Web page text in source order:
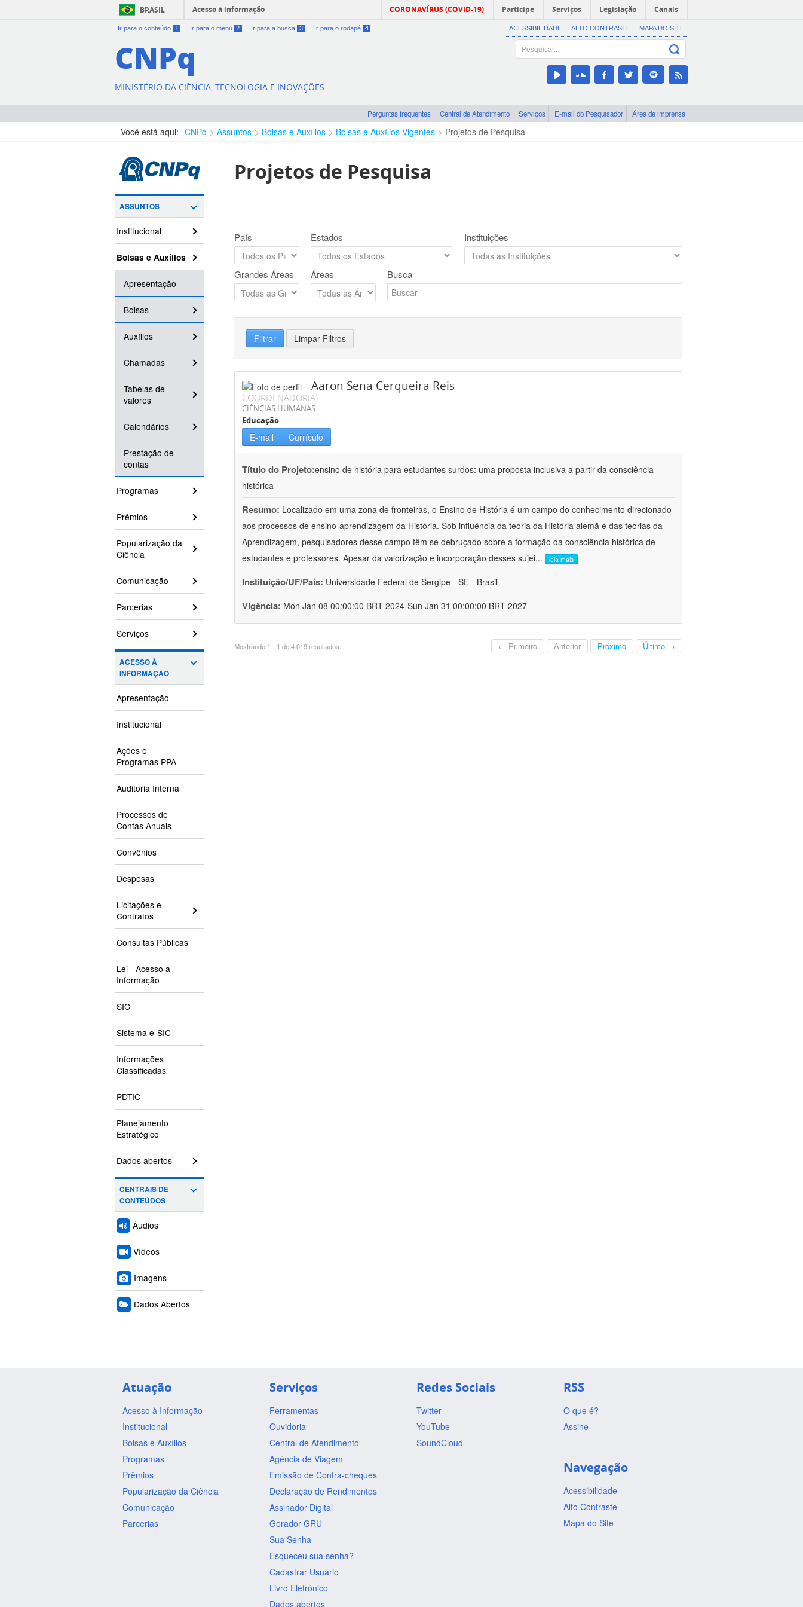
BRASIL Acesso à informação CORONAVÍRUS (COVID-19) Participe Serviços Legislação Canais
Ir para o conteúdo 1 Ir para o menu 2 Ir para a busca 3 Ir para o rodapé 4 ACESSIBILIDADE ALTO CONTRASTE MAPA DO SITE
CNPq
MINISTÉRIO DA CIÊNCIA, TECNOLOGIA E INOVAÇÕES
Perguntas frequentes Central de Atendimento Serviços E-mail do Pesquisador Área de imprensa
Você está aqui: CNPq Assuntos Bolsas e Auxílios Bolsas e Auxílios Vigentes Projetos de Pesquisa
ASSUNTOS
Institucional
Bolsas e Auxílios
Apresentação
Bolsas
Auxílios
Chamadas
Tabelas de
valores
Calendários
Prestação de
contas
Programas
Prêmios
Popularização da
Ciência
Comunicação
Parcerias
Serviços
ACESSO À
INFORMAÇÃO
Apresentação
Institucional
Ações e
Programas PPA
Auditoria Interna
Processos de
Contas Anuais
Convênios
Despesas
Licitações e
Contratos
Consultas Públicas
Lei - Acesso a
Informação
SIC
Sistema e-SIC
Informações
Classificadas
PDTIC
Planejamento
Estratégico
Dados abertos
CENTRAIS DE
CONTEÚDOS
Áudios
Vídeos
Imagens
Dados Abertos
Projetos de Pesquisa
País Estados Instituições
Grandes Áreas Áreas Busca
Filtrar Limpar Filtros
Aaron Sena Cerqueira Reis
COORDENADOR(A)
CIÊNCIAS HUMANAS
Educação
E-mail Currículo
Título do Projeto:ensino de história para estudantes surdos: uma proposta inclusiva a partir da consciência
histórica
Resumo: Localizado em uma zona de fronteiras, o Ensino de História é um campo do conhecimento direcionado
aos processos de ensino-aprendizagem da História. Sob influência da teoria da História alemã e das teorias da
Aprendizagem, pesquisadores desse campo têm se debruçado sobre a formação da consciência histórica de
estudantes e professores. Apesar da valorização e incorporação desses sujei... leia mais
Instituição/UF/País: Universidade Federal de Sergipe - SE - Brasil
Vigência: Mon Jan 08 00:00:00 BRT 2024-Sun Jan 31 00:00:00 BRT 2027
Mostrando 1 - 1 de 4.019 resultados. ← Primeiro Anterior Próximo Último →
Atuação
Acesso à Informação
Institucional
Bolsas e Auxílios
Programas
Prêmios
Popularização da Ciência
Comunicação
Parcerias
Serviços
Ferramentas
Ouvidoria
Central de Atendimento
Agência de Viagem
Emissão de Contra-cheques
Declaração de Rendimentos
Assinador Digital
Gerador GRU
Sua Senha
Esqueceu sua senha?
Cadastrar Usuário
Livro Eletrônico
Dados abertos
Redes Sociais
Twitter
YouTube
SoundCloud
RSS
O que é?
Assine
Navegação
Acessibilidade
Alto Contraste
Mapa do Site